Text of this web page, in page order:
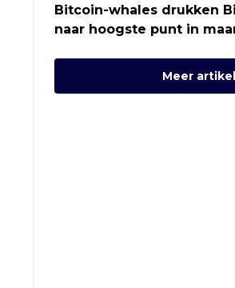
Bitcoin-whales drukken
naar hoogste punt in
Meer